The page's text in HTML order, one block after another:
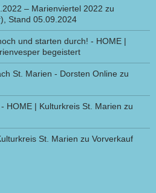
– Marienviertel 2022 zu
Stand 05.09.2024
und starten durch! - HOME |
begeistert
St. Marien - Dorsten Online zu
HOME | Kulturkreis St. Marien zu
St. Marien zu Vorverkauf